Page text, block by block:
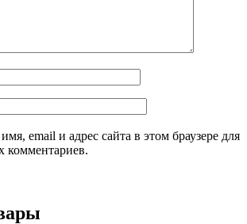
email и адрес сайта в этом браузере для
комментариев.